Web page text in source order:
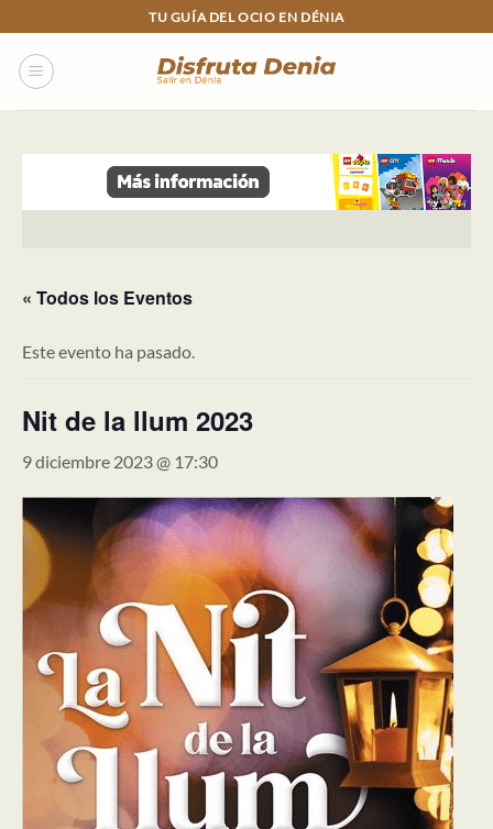
to
content
TU GUÍA DEL OCIO EN DÉNIA
« Todos los Eventos
Este evento ha pasado.
Nit de la llum 2023
9 diciembre 2023 @ 17:30